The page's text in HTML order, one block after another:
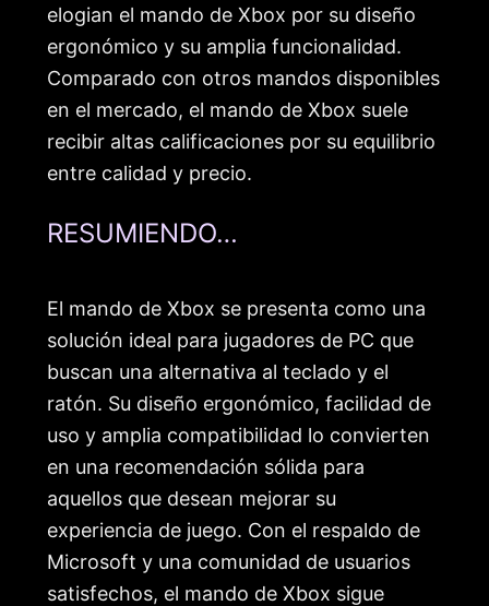
elogian el mando de Xbox por su diseño
ergonómico y su amplia funcionalidad.
Comparado con otros mandos disponibles
en el mercado, el mando de Xbox suele
recibir altas calificaciones por su equilibrio
entre calidad y precio.
RESUMIENDO…
El mando de Xbox se presenta como una
solución ideal para jugadores de PC que
buscan una alternativa al teclado y el
ratón. Su diseño ergonómico, facilidad de
uso y amplia compatibilidad lo convierten
en una recomendación sólida para
aquellos que desean mejorar su
experiencia de juego. Con el respaldo de
Microsoft y una comunidad de usuarios
satisfechos, el mando de Xbox sigue